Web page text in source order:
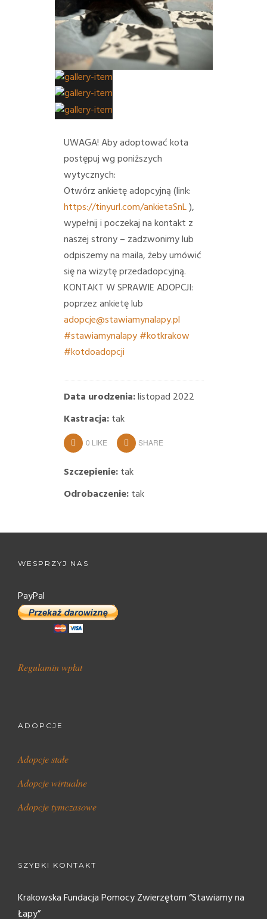
UWAGA! Aby adoptować kota
postępuj wg poniższych
wytycznych:
Otwórz ankietę adopcyjną (link:
https://tinyurl.com/ankietaSnL),
wypełnij i poczekaj na kontakt z
naszej strony – zadzwonimy lub
odpiszemy na maila, żeby umówić
się na wizytę przedadopcyjną.
KONTAKT W SPRAWIE ADOPCJI:
poprzez ankietę lub
adopcje@stawiamynalapy.pl
#stawiamynalapy #kotkrakow
#kotdoadopcji
Data urodzenia:listopad 2022
Kastracja:tak
0 LIKE SHARE
Szczepienie:tak
Odrobaczenie:tak
WESPRZYJ NAS
PayPal
Regulamin wpłat
ADOPCJE
Adopcje stałe
Adopcje wirtualne
Adopcje tymczasowe
SZYBKI KONTAKT
Krakowska Fundacja Pomocy Zwierzętom “Stawiamy na
Łapy”